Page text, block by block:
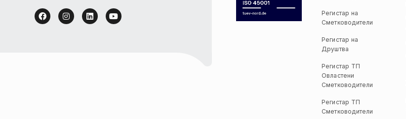
Регистар на
Сметководители
Регистар на
Друштва
Регистар ТП
Овластени
Сметководители
Регистар ТП
Сметководители